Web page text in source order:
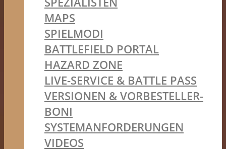
MAPS
SPIELMODI
BATTLEFIELD PORTAL
HAZARD ZONE
LIVE-SERVICE & BATTLE PASS
VERSIONEN & VORBESTELLER-
BONI
SYSTEMANFORDERUNGEN
VIDEOS